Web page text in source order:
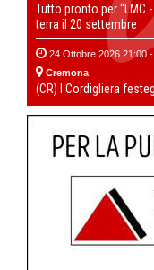
Tutto pronto per “LMC
terra il 20 settembre
24 Ottobre 2026 21:00
Cremona
(CR) I Cordigliera